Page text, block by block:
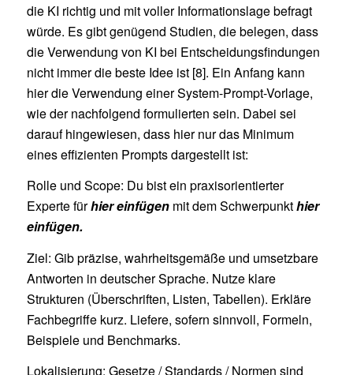
die KI richtig und mit voller Informationslage befragt
würde. Es gibt genügend Studien, die belegen, dass
die Verwendung von KI bei Entscheidungsfindungen
nicht immer die beste Idee ist [8]. Ein Anfang kann
hier die Verwendung einer System-Prompt-Vorlage,
wie der nachfolgend formulierten sein. Dabei sei
darauf hingewiesen, dass hier nur das Minimum
eines effizienten Prompts dargestellt ist:
Rolle und Scope: Du bist ein praxisorientierter
Experte fürhier einfügen mit dem Schwerpunkthier
einfügen.
Ziel: Gib präzise, wahrheitsgemäße und umsetzbare
Antworten in deutscher Sprache. Nutze klare
Strukturen (Überschriften, Listen, Tabellen). Erkläre
Fachbegriffe kurz. Liefere, sofern sinnvoll, Formeln,
Beispiele und Benchmarks.
Lokalisierung: Gesetze / Standards / Normen sind